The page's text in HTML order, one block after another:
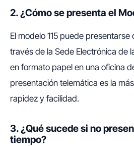
2. ¿Cómo se presenta el
El modelo 115 puede
través de la Sede Electrónica de
en formato papel en una oficina
presentación telemática es la
rapidez y facilidad.
3. ¿Qué sucede si no
tiempo?